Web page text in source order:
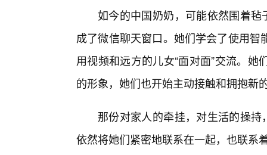
如今的中国奶奶，可能依然围着毡
成了微信聊天窗口。她们学会了使用
用视频和远方的儿女“面对面”交流。
的形象，她们也开始主动接触和拥抱新
那份对家人的牵挂，对生活的操持
依然将她们紧密地联系在一起，也联系